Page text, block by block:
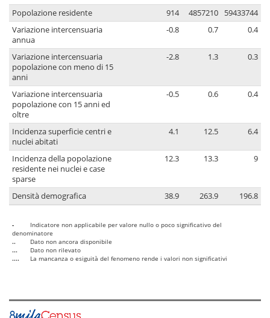
Popolazione residente 914 4857210
59433744
Variazione intercensuaria
annua
-0.8 0.7 0.4
Variazione intercensuaria
popolazione con meno di 15
anni
-2.8 1.3 0.3
Variazione intercensuaria
popolazione con 15 anni ed
oltre
-0.5 0.6 0.4
Incidenza superficie centri e
nuclei abitati
4.1 12.5 6.4
Incidenza della popolazione
residente nei nuclei e case
sparse
12.3 13.3 9
Densità demografica 38.9 263.9 196.8
-
Indicatore non applicabile per valore nullo o poco significativo del
denominatore
..
Dato non ancora disponibile
...
Dato non rilevato
....
La mancanza o esiguità del fenomeno rende i valori non significativi